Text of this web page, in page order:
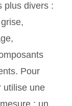
plus divers :
Pour
utilise une